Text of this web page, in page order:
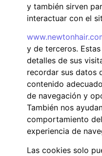
y también sirven
interactuar con el
y de terceros.
detalles de sus
recordar sus datos
contenido
de navegación y
También nos
comportamiento
experiencia de
Las cookies solo